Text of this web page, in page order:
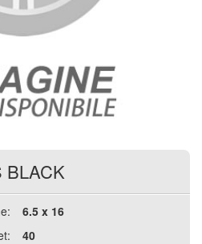
BLACK
6.5 x 16
40